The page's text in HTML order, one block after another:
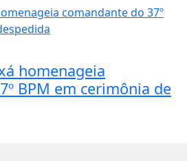
homenageia
BPM em cerimônia de